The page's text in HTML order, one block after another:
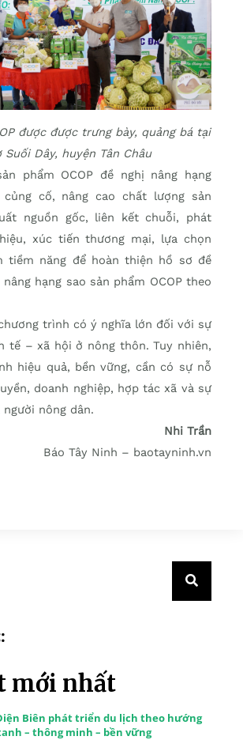
được được trưng bày, quảng bá tại
Suối Dây, huyện Tân Châu
phẩm OCOP đề nghị nâng hạng
cố, nâng cao chất lượng sản
nguồn gốc, liên kết chuỗi, phát
xúc tiến thương mại, lựa chọn
tiềm năng để hoàn thiện hồ sơ đề
hạng sao sản phẩm OCOP theo
trình có ý nghĩa lớn đối với sự
tế – xã hội ở nông thôn. Tuy nhiên,
hiệu quả, bền vững, cần có sự nỗ
doanh nghiệp, hợp tác xã và sự
nông dân.
Nhi Trần
Báo Tây Ninh – baotayninh.vn
mới nhất
Biên phát triển du lịch theo hướng
– thông minh – bền vững